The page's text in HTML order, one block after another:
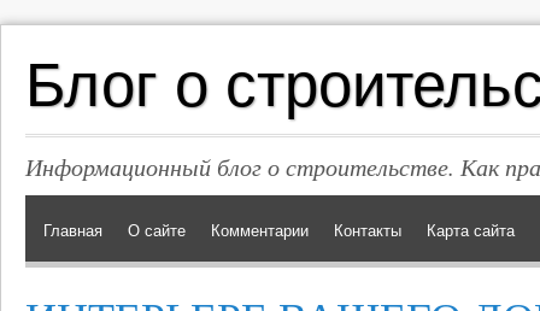
Блог о
Информационный блог о строительстве. Как
Главная О сайте Комментарии Контакты Карта сайта